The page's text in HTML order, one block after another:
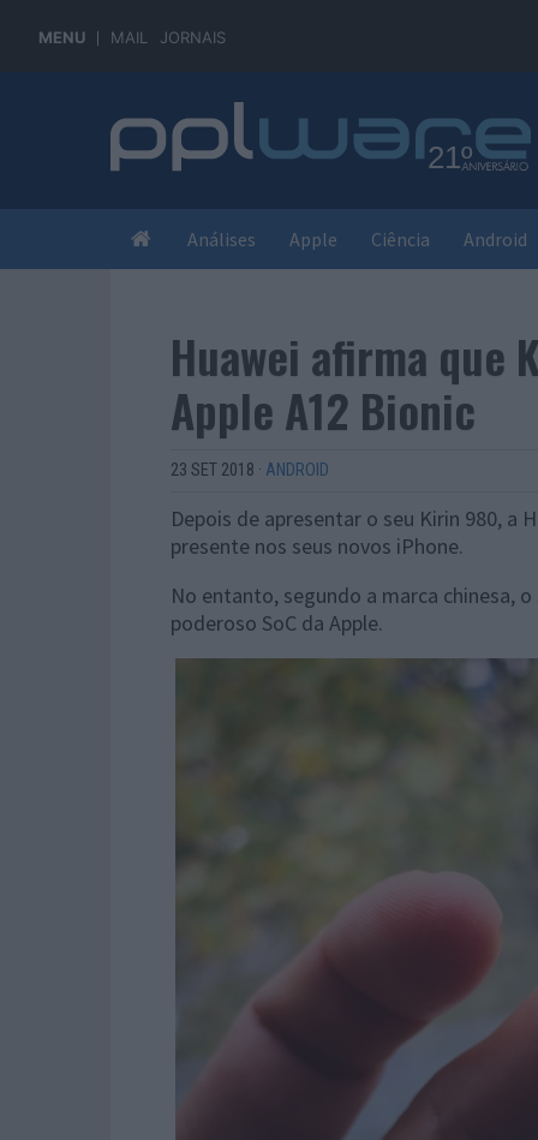
MENU MAIL JORNAIS
Análises Apple Ciência Android
Huawei afirma que
Apple A12 Bionic
23 SET 2018 · ANDROID
Depois de apresentar o seu Kirin 980, a
presente nos seus novos iPhone.
No entanto, segundo a marca chinesa,
poderoso SoC da Apple.